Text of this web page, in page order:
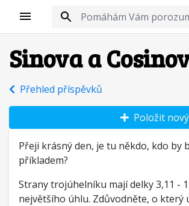
Sinova a
Přehled příspěvků
Přeji krásný den, je tu někdo, kdo by
příkladem?
Strany trojúhelníku mají delky 3,11 -
největšího úhlu. Zdůvodněte, o který
Položit